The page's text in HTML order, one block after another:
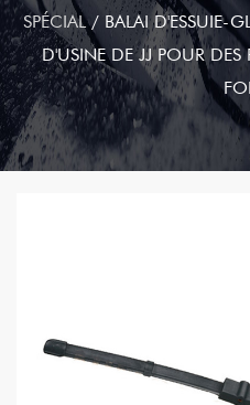
SPÉCIAL/ BALAI D'ESSUIE-
D'USINE DE JJ POUR DES